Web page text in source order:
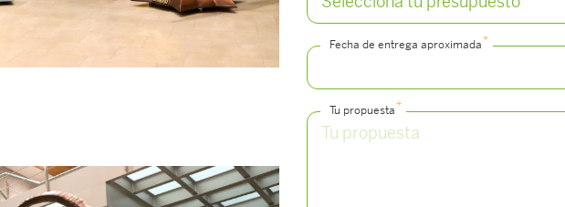
Fecha de entrega aproximada*
Tu propuesta*